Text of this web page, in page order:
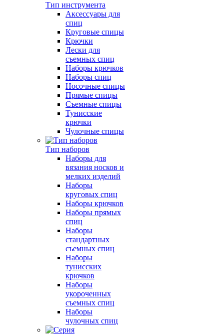
Тип инструмента
Аксессуары для
спиц
Круговые спицы
Крючки
Лески для
съемных спиц
Наборы крючков
Наборы спиц
Носочные спицы
Прямые спицы
Съемные спицы
Тунисские
крючки
Чулочные спицы
Тип наборов
Наборы для
вязания носков и
мелких изделий
Наборы
круговых спиц
Наборы крючков
Наборы прямых
спиц
Наборы
стандартных
съемных спиц
Наборы
тунисских
крючков
Наборы
укороченных
съемных спиц
Наборы
чулочных спиц